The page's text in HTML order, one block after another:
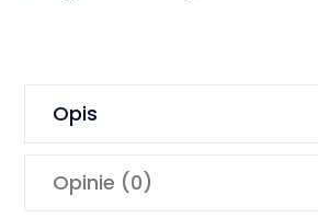
Opis
Opinie (0)